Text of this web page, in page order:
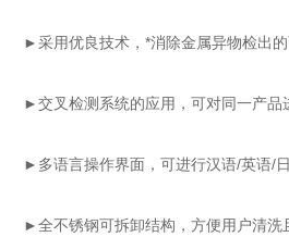
►采用优良技术，*消除金属异物检出的
►交叉检测系统的应用，可对同一产品进
►多语言操作界面，可进行汉语/英语/日
►全不锈钢可拆卸结构，方便用户清洗